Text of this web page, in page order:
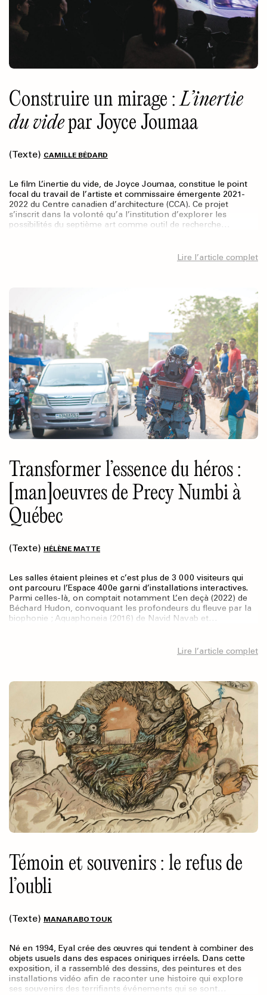
Construire un mirage :L’inertie
du videpar Joyce Joumaa
(Texte) CAMILLE BÉDARD
Le film L’inertie du vide, de Joyce Joumaa, constitue le point
focal du travail de l’artiste et commissaire émergente 2021-
2022 du Centre canadien d’architecture (CCA). Ce projet
s’inscrit dans la volonté qu’a l’institution d’explorer les
possibilités du septième art comme outil de recherche…
Lire l’article complet
Transformer l’essence du héros :
[man]oeuvres de Precy Numbi à
Québec
(Texte) HÉLÈNE MATTE
Les salles étaient pleines et c’est plus de 3 000 visiteurs qui
ont parcouru l’Espace 400e garni d’installations interactives.
Parmi celles-là, on comptait notamment L’en deçà (2022) de
Béchard Hudon, convoquant les profondeurs du fleuve par la
biophonie ; Aquaphoneia (2016) de Navid Navab et…
Lire l’article complet
Témoin et souvenirs : le refus de
l’oubli
(Texte) MANAR ABO TOUK
Né en 1994, Eyal crée des œuvres qui tendent à combiner des
objets usuels dans des espaces oniriques irréels. Dans cette
exposition, il a rassemblé des dessins, des peintures et des
installations vidéo afin de raconter une histoire qui explore
ses souvenirs des terrifiants événements qui se sont…